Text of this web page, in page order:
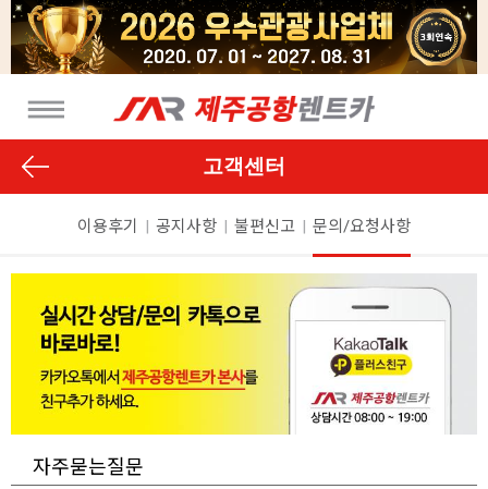
고객센터
이용후기 공지사항 불편신고 문의/요청사항
자주묻는질문